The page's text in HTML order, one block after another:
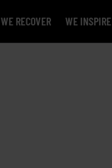
WE RECOVER WE INSPIRE